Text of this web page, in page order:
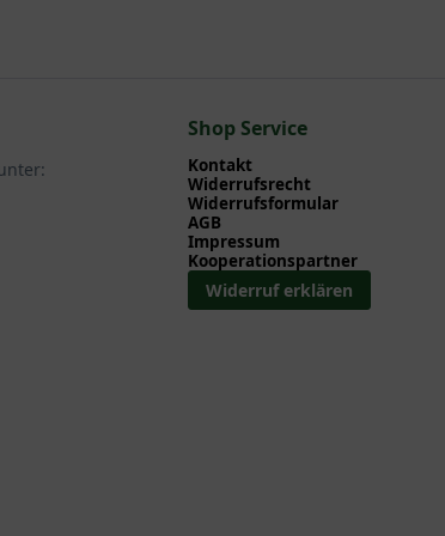
- SpalierobstShop Service
Kontakt
Widerrufsrecht
Widerrufsformular
AGB
Impressum
Kooperationspartner
Widerruf erklären